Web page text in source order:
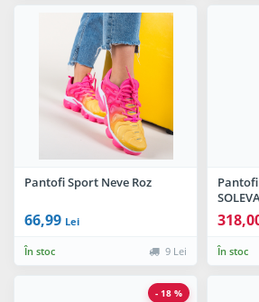
Pantofi Sport Neve Roz
66,99 Lei
În stoc 9 Lei
Pantofi
textil
În stoc
- 18 %